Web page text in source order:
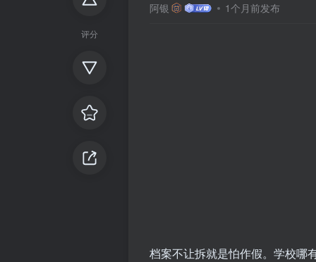
评分
阿银 1个月前发布
档案不让拆就是怕作假。学校哪